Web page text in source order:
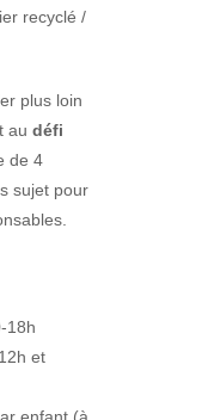
recyclé /
plus loin
au défi
de 4
sujet pour
18h
et